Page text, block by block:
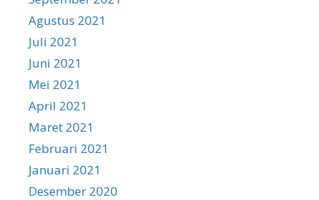
Agustus 2021
Juli 2021
Juni 2021
Mei 2021
April 2021
Maret 2021
Februari 2021
Januari 2021
Desember 2020